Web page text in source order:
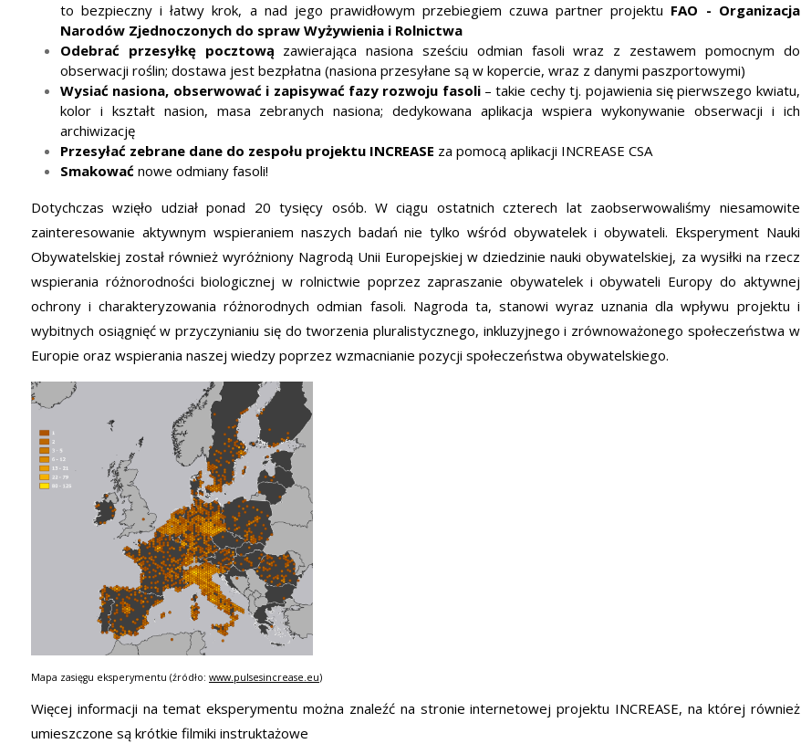
to bezpieczny i łatwy krok, a nad jego prawidłowym przebiegiem czuwa partner projektu FAO - Organizacja
Narodów Zjednoczonych do spraw Wyżywienia i Rolnictwa
Odebrać przesyłkę pocztową zawierająca nasiona sześciu odmian fasoli wraz z zestawem pomocnym do
obserwacji roślin; dostawa jest bezpłatna (nasiona przesyłane są w kopercie, wraz z danymi paszportowymi)
Wysiać nasiona, obserwować i zapisywać fazy rozwoju fasoli– takie cechy tj. pojawienia się pierwszego kwiatu,
kolor i kształt nasion, masa zebranych nasiona; dedykowana aplikacja wspiera wykonywanie obserwacji i ich
archiwizację
Przesyłać zebrane dane do zespołu projektu INCREASE za pomocą aplikacji INCREASE CSA
Smakować nowe odmiany fasoli!
Dotychczas wzięło udział ponad 20 tysięcy osób. W ciągu ostatnich czterech lat zaobserwowaliśmy niesamowite
zainteresowanie aktywnym wspieraniem naszych badań nie tylko wśród obywatelek i obywateli. Eksperyment Nauki
Obywatelskiej został również wyróżniony Nagrodą Unii Europejskiej w dziedzinie nauki obywatelskiej, za wysiłki na rzecz
wspierania różnorodności biologicznej w rolnictwie poprzez zapraszanie obywatelek i obywateli Europy do aktywnej
ochrony i charakteryzowania różnorodnych odmian fasoli. Nagroda ta, stanowi wyraz uznania dla wpływu projektu i
wybitnych osiągnięć w przyczynianiu się do tworzenia pluralistycznego, inkluzyjnego i zrównoważonego społeczeństwa w
Europie oraz wspierania naszej wiedzy poprzez wzmacnianie pozycji społeczeństwa obywatelskiego.
Mapa zasięgu eksperymentu (źródło: www.pulsesincrease.eu)
Więcej informacji na temat eksperymentu można znaleźć na stronie internetowej projektu INCREASE, na której również
umieszczone są krótkie filmiki instruktażowe